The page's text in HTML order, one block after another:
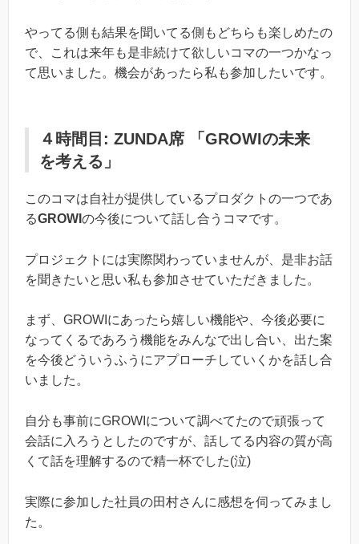
やってる側も結果を聞いてる側もどちらも楽しめたの
で、これは来年も是非続けて欲しいコマの一つかなっ
て思いました。機会があったら私も参加したいです。
４時間目: ZUNDA席 「GROWIの未来
を考える」
このコマは自社が提供しているプロダクトの一つであ
るGROWI の今後について話し合うコマです。
プロジェクトには実際関わっていませんが、是非お話
を聞きたいと思い私も参加させていただきました。
まず、GROWIにあったら嬉しい機能や、今後必要に
なってくるであろう機能をみんなで出し合い、出た案
を今後どういうふうにアプローチしていくかを話し合
いました。
自分も事前にGROWIについて調べてたので頑張って
会話に入ろうとしたのですが、話してる内容の質が高
くて話を理解するので精一杯でした(泣)
実際に参加した社員の田村さんに感想を伺ってみまし
た。